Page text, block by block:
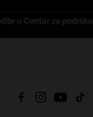
Idite u Centar za podršku